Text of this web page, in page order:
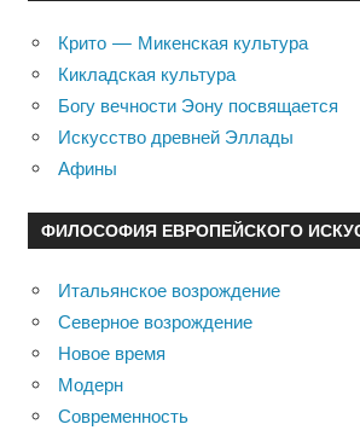
Крито — Микенская культура
Кикладская культура
Богу вечности Эону посвящается
Искусство древней Эллады
Афины
ФИЛОСОФИЯ ЕВРОПЕЙСКОГО
Итальянское возрождение
Северное возрождение
Новое время
Модерн
Современность